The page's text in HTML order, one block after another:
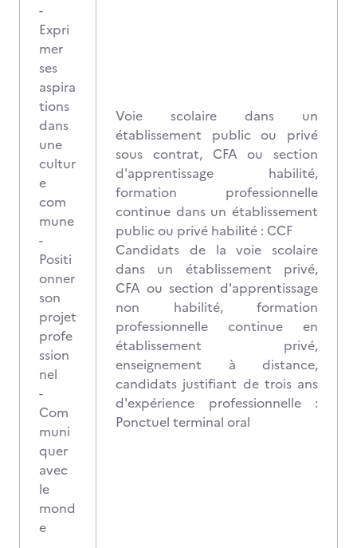
-
Expri
mer
ses
aspira
tions
dans
une
cultur
e
com
mune
-
Positi
onner
son
projet
profe
ssion
nel
-
Com
muni
quer
avec
le
mond
e
Voie scolaire dans un
établissement public ou privé
sous contrat, CFA ou section
d'apprentissage habilité,
formation professionnelle
continue dans un établissement
public ou privé habilité : CCF
Candidats de la voie scolaire
dans un établissement privé,
CFA ou section d'apprentissage
non habilité, formation
professionnelle continue en
établissement privé,
enseignement à distance,
candidats justifiant de trois ans
d'expérience professionnelle :
Ponctuel terminal oral